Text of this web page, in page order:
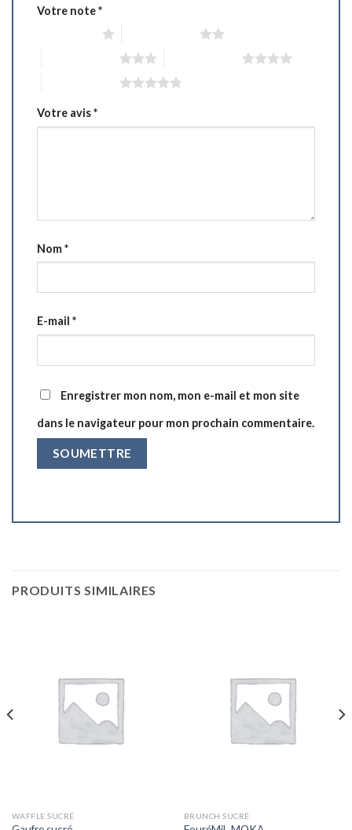
Votre note*
Votre avis*
Nom*
E-mail *
Enregistrer mon nom, mon e-mail et mon site
dans le navigateur pour mon prochain commentaire.
PRODUITS SIMILAIRES
WAFFLE SUCRÉ BRUNCH SUCRÉ